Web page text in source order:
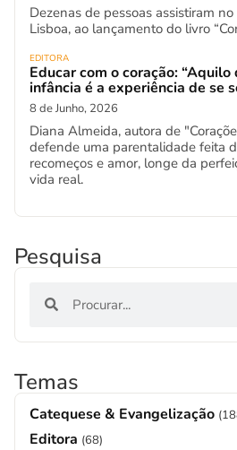
Dezenas de pessoas assistiram
Lisboa, ao lançamento do livro
EDITORA
Educar com o coração:
infância é a experiência de se
8 de Junho, 2026
Diana Almeida, autora de
defende uma parentalidade feita
recomeços e amor, longe da
vida real.
Pesquisa
Temas
Catequese & Evangelização
Editora (68)